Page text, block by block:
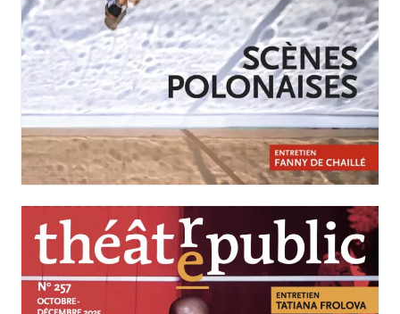
JANVIER-MARS 2026
N°258
Scènes polonaises